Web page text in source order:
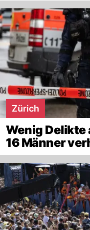
Zürich
Wenig Delikte
16 Männer